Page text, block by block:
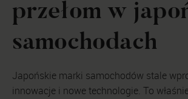
przełom w
samochodach
Japońskie marki samochodów stale
innowacje i nowe technologie. To